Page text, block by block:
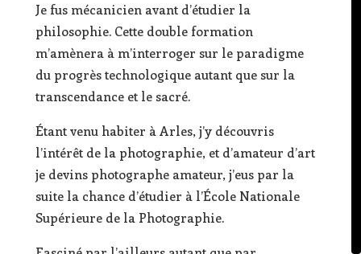
Je fus mécanicien avant d’étudier la
philosophie. Cette double formation
m’amènera à m’interroger sur le paradigme
du progrès technologique autant que sur la
transcendance et le sacré.
Étant venu habiter à Arles, j’y découvris
l’intérêt de la photographie, et d’amateur d’art
je devins photographe amateur, j’eus par la
suite la chance d’étudier à l’École Nationale
Supérieure de la Photographie.